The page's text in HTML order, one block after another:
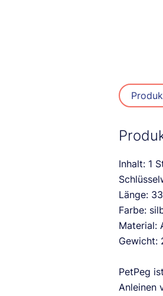
Inhalt: 1
Länge:
Farbe:
Material:
Gewicht:
PetPeg
Anleinen